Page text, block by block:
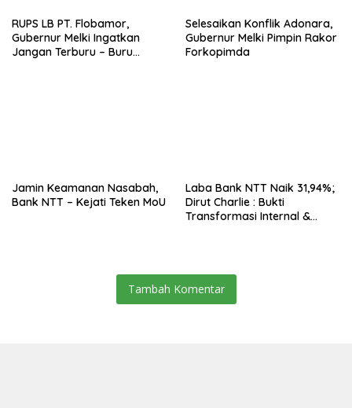
RUPS LB PT. Flobamor,
Gubernur Melki Ingatkan
Jangan Terburu – Buru
Selesaikan Konflik Adonara,
Gubernur Melki Pimpin Rakor
Forkopimda
Jamin Keamanan Nasabah,
Bank NTT – Kejati Teken MoU
Laba Bank NTT Naik 31,94%;
Dirut Charlie : Bukti
Transformasi Internal &
Tambah Komentar